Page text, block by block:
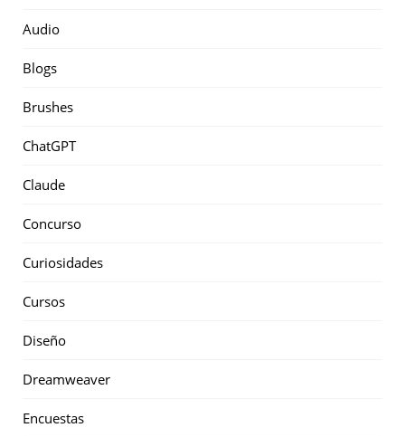
Audio
Blogs
Brushes
ChatGPT
Claude
Concurso
Curiosidades
Cursos
Diseño
Dreamweaver
Encuestas